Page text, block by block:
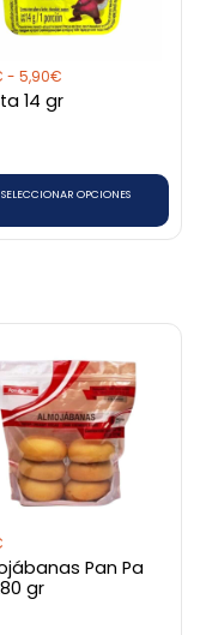
- 5,90€
14 gr
SELECCIONAR OPCIONES
Pan Pa
gr